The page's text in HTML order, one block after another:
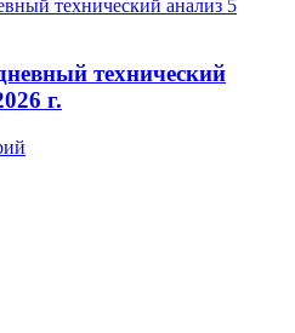
технический
г.